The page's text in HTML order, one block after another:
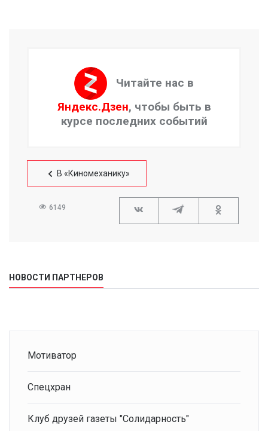
Читайте нас в
Яндекс.Дзен, чтобы быть в
курсе последних событий
В «Киномеханику»
6149
НОВОСТИ ПАРТНЕРОВ
Мотиватор
Спецхран
Клуб друзей газеты "Солидарность"